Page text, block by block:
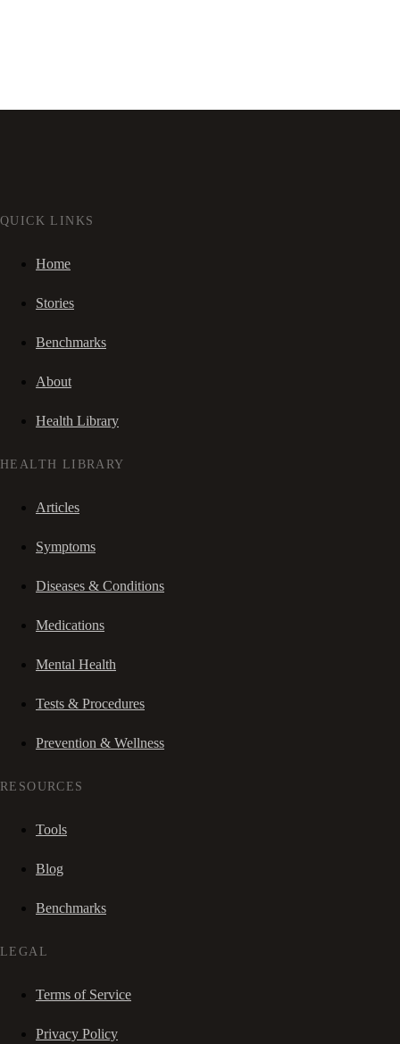
QUICK LINKS
Home
Stories
Benchmarks
About
Health Library
HEALTH LIBRARY
Articles
Symptoms
Diseases & Conditions
Medications
Mental Health
Tests & Procedures
Prevention & Wellness
RESOURCES
Tools
Blog
Benchmarks
LEGAL
Terms of Service
Privacy Policy